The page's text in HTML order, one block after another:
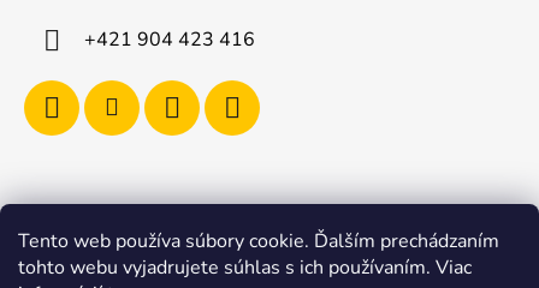
Tento web používa súbory cookie. Ďalším prechádzaním
tohto webu vyjadrujete súhlas s ich používaním. Viac
+421 904 423 416
Navštívte aj e-shop s etnickými hudobnými nástrojmi
Drumbla.sk |